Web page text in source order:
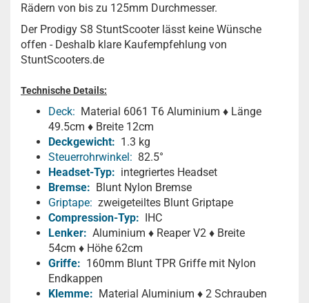
Rädern von bis zu 125mm Durchmesser.
Der Prodigy S8 StuntScooter lässt keine Wünsche
offen - Deshalb klare Kaufempfehlung von
StuntScooters.de
Technische Details:
Deck: Material 6061 T6 Aluminium ♦ Länge
49.5cm ♦ Breite 12cm
Deckgewicht: 1.3 kg
Steuerrohrwinkel: 82.5°
Headset-Typ: integriertes Headset
Bremse: Blunt Nylon Bremse
Griptape: zweigeteiltes Blunt Griptape
Compression-Typ: IHC
Lenker: Aluminium ♦ Reaper V2 ♦ Breite
54cm ♦ Höhe 62cm
Griffe: 160mm Blunt TPR Griffe mit Nylon
Endkappen
Klemme: Material Aluminium ♦ 2 Schrauben